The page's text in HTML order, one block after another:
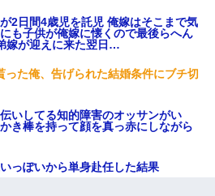
2日間4歳児を託児 俺嫁はそこまで気
も子供が俺嫁に懐くので最後らへん
嫁が迎えに来た翌日…
た俺、告げられた結婚条件にブチ切
いしてる知的障害のオッサンがい
き棒を持って顔を真っ赤にしながら
っぽいから単身赴任した結果